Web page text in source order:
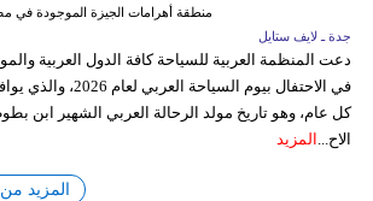
منطقة أهرامات الجيزة الموجودة في
جدة ـ لايف ستايل
دعت المنظمة العربية للسياحة كافة الدول العربية
كل عام، وهو تاريخ مولد الرحالة العربي الشهير ابن
الاح... المزيد
المزيد